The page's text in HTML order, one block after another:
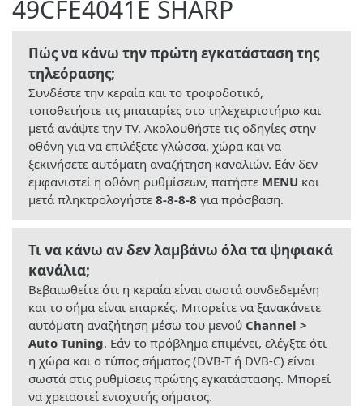
49CFE4041E SHARP
Πώς να κάνω την πρώτη εγκατάσταση της
τηλεόρασης;
Συνδέστε την κεραία και το τροφοδοτικό,
τοποθετήστε τις μπαταρίες στο τηλεχειριστήριο και
μετά ανάψτε την TV. Ακολουθήστε τις οδηγίες στην
οθόνη για να επιλέξετε γλώσσα, χώρα και να
ξεκινήσετε αυτόματη αναζήτηση καναλιών. Εάν δεν
εμφανιστεί η οθόνη ρυθμίσεων, πατήστε MENU και
μετά πληκτρολογήστε 8-8-8-8 για πρόσβαση.
Τι να κάνω αν δεν λαμβάνω όλα τα ψηφιακά
κανάλια;
Βεβαιωθείτε ότι η κεραία είναι σωστά συνδεδεμένη
και το σήμα είναι επαρκές. Μπορείτε να ξανακάνετε
αυτόματη αναζήτηση μέσω του μενού Channel >
Auto Tuning. Εάν το πρόβλημα επιμένει, ελέγξτε ότι
η χώρα και ο τύπος σήματος (DVB-T ή DVB-C) είναι
σωστά στις ρυθμίσεις πρώτης εγκατάστασης. Μπορεί
να χρειαστεί ενισχυτής σήματος.